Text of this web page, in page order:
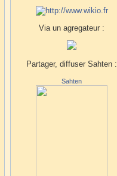
Via un agregateur :
Partager, diffuser Sahten :
Sahten